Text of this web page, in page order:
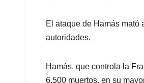
El ataque de Hamás mató
autoridades.
Hamás, que controla la
6.500 muertos, en su